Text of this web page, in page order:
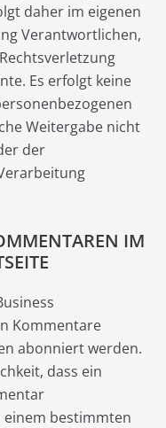
daher im eigenen
Verantwortlichen,
Es erfolgt keine
Weitergabe nicht
der
IM
Kommentare
abonniert werden.
dass ein
bestimmten